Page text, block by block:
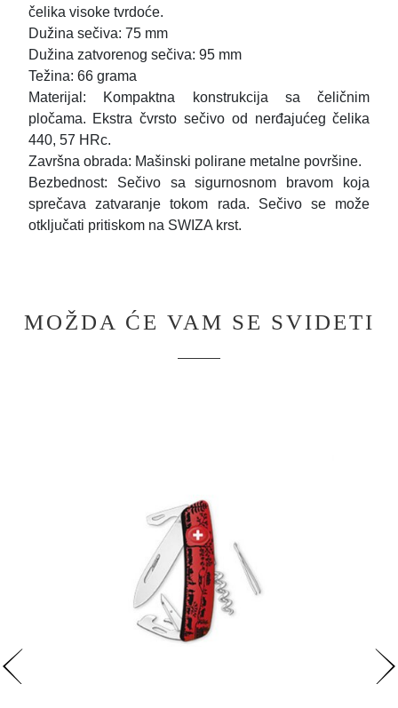
čelika visoke tvrdoće.
Dužina sečiva: 75 mm
Dužina zatvorenog sečiva: 95 mm
Težina: 66 grama
Materijal: Kompaktna konstrukcija sa čeličnim
pločama. Ekstra čvrsto sečivo od nerđajućeg čelika
440, 57 HRc.
Završna obrada: Mašinski polirane metalne površine.
Bezbednost: Sečivo sa sigurnosnom bravom koja
sprečava zatvaranje tokom rada. Sečivo se može
otključati pritiskom na SWIZA krst.
MOŽDA ĆE VAM SE SVIDETI